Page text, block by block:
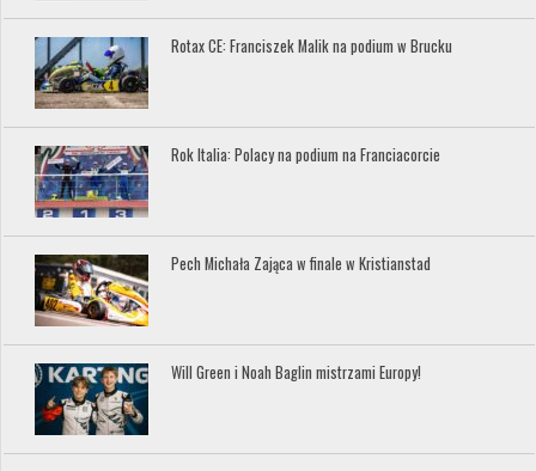
Rotax CE: Franciszek Malik na podium w Brucku
Rok Italia: Polacy na podium na Franciacorcie
Pech Michała Zająca w finale w Kristianstad
Will Green i Noah Baglin mistrzami Europy!